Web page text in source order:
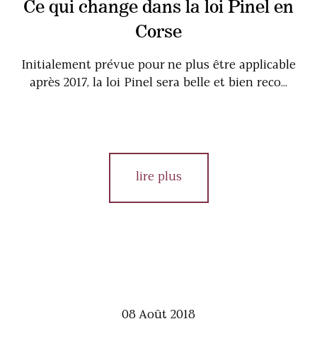
Ce qui change dans la loi Pinel en
Corse
Initialement prévue pour ne plus être applicable
après 2017, la loi Pinel sera belle et bien reco...
lire plus
08 Août 2018